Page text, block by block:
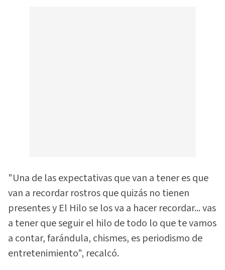
"Una de las expectativas que van a tener es que
van a recordar rostros que quizás no tienen
presentes y El Hilo se los va a hacer recordar... vas
a tener que seguir el hilo de todo lo que te vamos
a contar, farándula, chismes, es periodismo de
entretenimiento", recalcó.